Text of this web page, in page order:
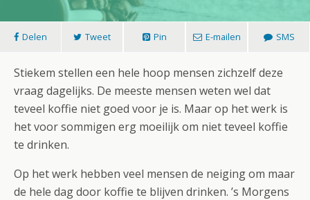
Delen Tweet Pin E-mailen SMS
Stiekem stellen een hele hoop mensen zichzelf deze
vraag dagelijks. De meeste mensen weten wel dat
teveel koffie niet goed voor je is. Maar op het werk is
het voor sommigen erg moeilijk om niet teveel koffie
te drinken.
Op het werk hebben veel mensen de neiging om maar
de hele dag door koffie te blijven drinken. ’s Morgens